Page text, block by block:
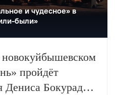
и чудесное» в
были»
новокуйбышевском
пройдёт
Дениса Бокурадзе